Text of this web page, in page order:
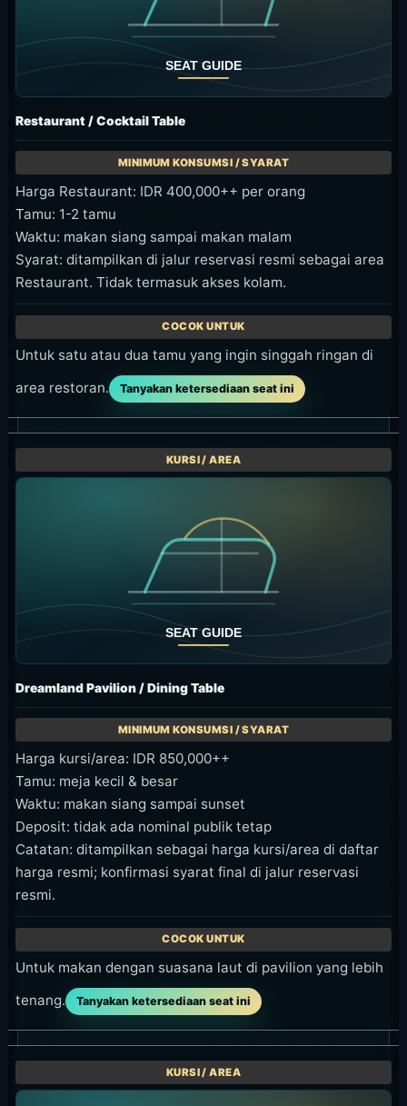
Restaurant / Cocktail Table
Harga Restaurant: IDR 400,000++ per orang
Tamu: 1-2 tamu
Waktu: makan siang sampai makan malam
Syarat: ditampilkan di jalur reservasi resmi sebagai area
Restaurant. Tidak termasuk akses kolam.
Untuk satu atau dua tamu yang ingin singgah ringan di
area restoran.
Tanyakan ketersediaan seat ini
Dreamland Pavilion / Dining Table
Harga kursi/area: IDR 850,000++
Tamu: meja kecil & besar
Waktu: makan siang sampai sunset
Deposit: tidak ada nominal publik tetap
Catatan: ditampilkan sebagai harga kursi/area di daftar
harga resmi; konfirmasi syarat final di jalur reservasi
resmi.
Untuk makan dengan suasana laut di pavilion yang lebih
tenang.
Tanyakan ketersediaan seat ini